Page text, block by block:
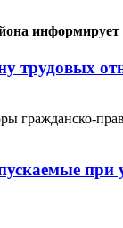
информирует
трудовых
гражданско-
при